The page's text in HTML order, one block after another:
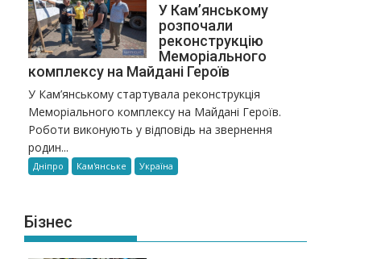
У Кам’янському
розпочали
реконструкцію
Меморіального
комплексу на Майдані Героїв
У Кам’янському стартувала реконструкція
Меморіального комплексу на Майдані Героїв.
Роботи виконують у відповідь на звернення
родин...
Дніпро Кам'янське Україна
Бізнес